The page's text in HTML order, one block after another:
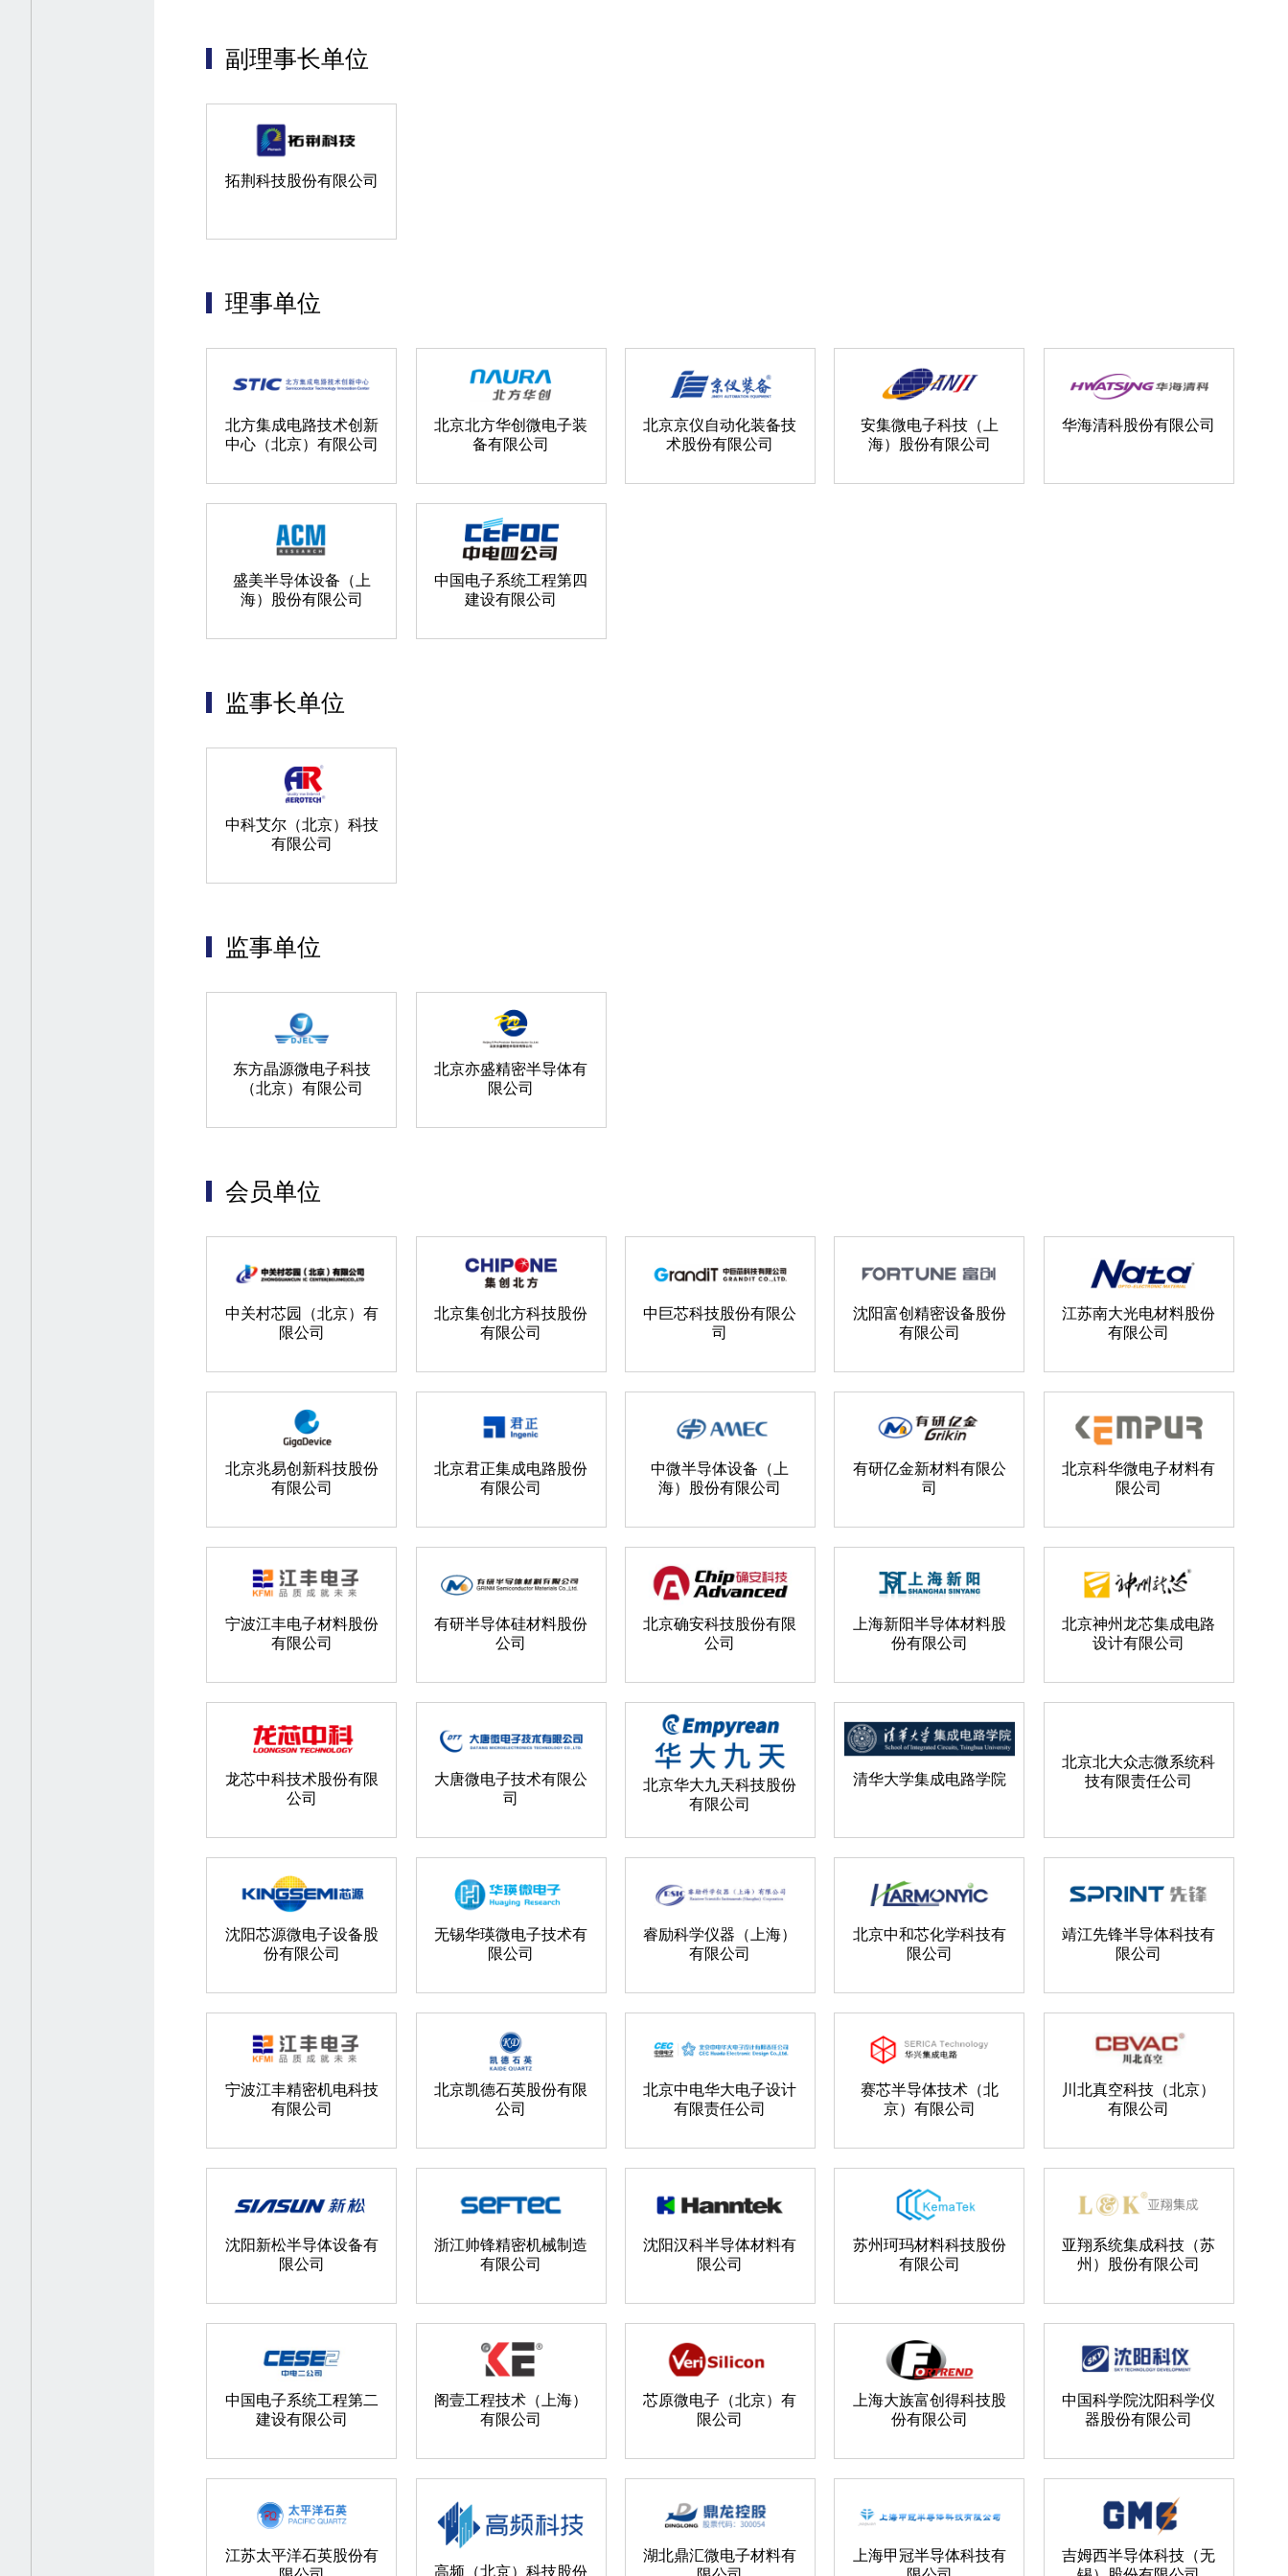
副理事长单位
拓荆科技股份有限公司
理事单位
北方集成电路技术创新
中心（北京）有限公司
北京北方华创微电子装
备有限公司
北京京仪自动化装备技
术股份有限公司
安集微电子科技（上
海）股份有限公司
华海清科股份有限公司
盛美半导体设备（上
海）股份有限公司
中国电子系统工程第四
建设有限公司
监事长单位
中科艾尔（北京）科技
有限公司
监事单位
东方晶源微电子科技
（北京）有限公司
北京亦盛精密半导体有
限公司
会员单位
中关村芯园（北京）有
限公司
北京集创北方科技股份
有限公司
中巨芯科技股份有限公
司
沈阳富创精密设备股份
有限公司
江苏南大光电材料股份
有限公司
北京兆易创新科技股份
有限公司
北京君正集成电路股份
有限公司
中微半导体设备（上
海）股份有限公司
有研亿金新材料有限公
司
北京科华微电子材料有
限公司
宁波江丰电子材料股份
有限公司
有研半导体硅材料股份
公司
北京确安科技股份有限
公司
上海新阳半导体材料股
份有限公司
北京神州龙芯集成电路
设计有限公司
龙芯中科技术股份有限
公司
大唐微电子技术有限公
司
北京华大九天科技股份
有限公司
清华大学集成电路学院
北京北大众志微系统科
技有限责任公司
沈阳芯源微电子设备股
份有限公司
无锡华瑛微电子技术有
限公司
睿励科学仪器（上海）
有限公司
北京中和芯化学科技有
限公司
靖江先锋半导体科技有
限公司
宁波江丰精密机电科技
有限公司
北京凯德石英股份有限
公司
北京中电华大电子设计
有限责任公司
赛芯半导体技术（北
京）有限公司
川北真空科技（北京）
有限公司
沈阳新松半导体设备有
限公司
浙江帅锋精密机械制造
有限公司
沈阳汉科半导体材料有
限公司
苏州珂玛材料科技股份
有限公司
亚翔系统集成科技（苏
州）股份有限公司
中国电子系统工程第二
建设有限公司
阁壹工程技术（上海）
有限公司
芯原微电子（北京）有
限公司
上海大族富创得科技股
份有限公司
中国科学院沈阳科学仪
器股份有限公司
江苏太平洋石英股份有
高频（北京）科技股份
湖北鼎汇微电子材料有
上海甲冠半导体科技有
吉姆西半导体科技（无